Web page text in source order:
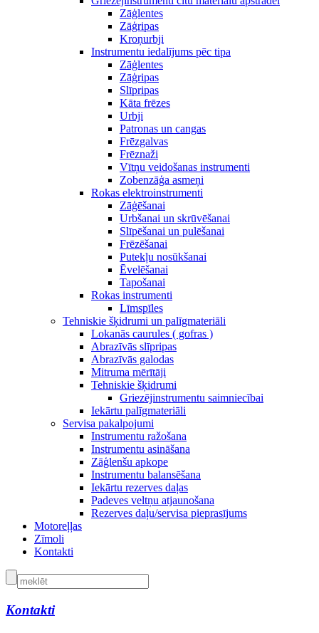
Zāģlentes
Zāģripas
Kroņurbji
Instrumentu iedalījums pēc tipa
Zāģlentes
Zāģripas
Slīpripas
Kāta frēzes
Urbji
Patronas un cangas
Frēzgalvas
Frēznaži
Vītņu veidošanas instrumenti
Zobenzāģa asmeņi
Rokas elektroinstrumenti
Zāģēšanai
Urbšanai un skrūvēšanai
Slīpēšanai un pulēšanai
Frēzēšanai
Putekļu nosūkšanai
Ēvelēšanai
Tapošanai
Rokas instrumenti
Līmspīles
Tehniskie šķidrumi un palīgmateriāli
Lokanās caurules ( gofras )
Abrazīvās slīpripas
Abrazīvās galodas
Mitruma mērītāji
Tehniskie šķidrumi
Griezējinstrumentu saimniecībai
Iekārtu palīgmateriāli
Servisa pakalpojumi
Instrumentu ražošana
Instrumentu asināšana
Zāģlenšu apkope
Instrumentu balansēšana
Iekārtu rezerves daļas
Padeves veltņu atjaunošana
Rezerves daļu/servisa pieprasījums
Motoreļļas
Zīmoli
Kontakti
Kontakti